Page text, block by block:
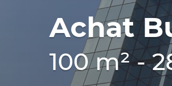
Achat
100 m² -